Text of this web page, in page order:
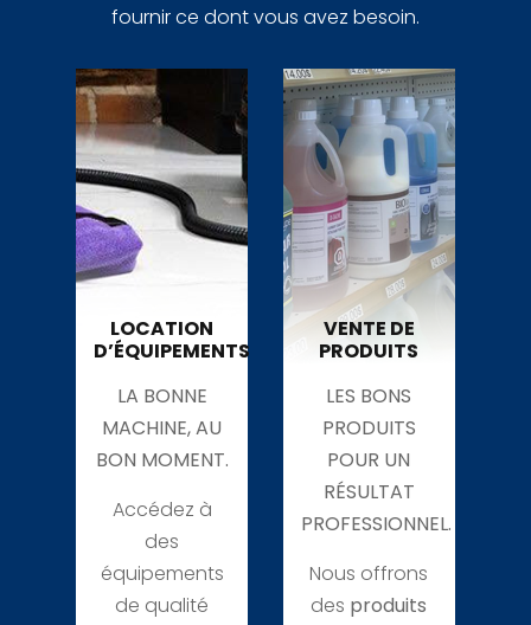
fournir ce dont vous avez besoin.
LOCATION
D’ÉQUIPEMENTS
LA BONNE
MACHINE, AU
BON MOMENT.
Accédez à
des
équipements
de qualité
VENTE DE
PRODUITS
LES BONS
PRODUITS
POUR UN
RÉSULTAT
PROFESSIONNEL.
Nous offrons
des produits